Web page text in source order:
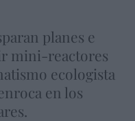
planes e
mini-reactores
ecologista
en los